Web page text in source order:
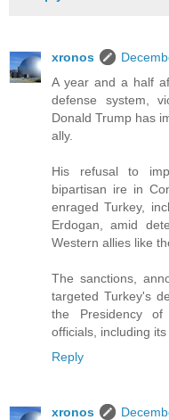
xronos
A year and a half
defense system,
Donald Trump has
ally.
His refusal to
bipartisan ire in
enraged Turkey,
Erdogan, amid
Western allies like
The sanctions,
targeted Turkey's
the Presidency
officials, including its
Reply
xronos